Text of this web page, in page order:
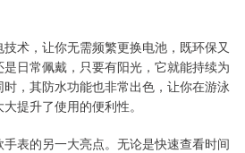
术，让你无需频繁更换电池，既环保又
日常佩戴，只要有阳光，它就能持续为
，其防水功能也非常出色，让你在游泳
提升了使用的便利性。
表的另一大亮点。无论是快速查看时间